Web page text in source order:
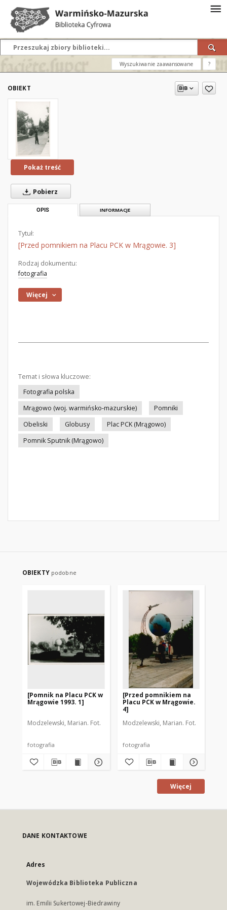
Wyszukiwanie zaawansowane ?
OBIEKT
Pokaż treść
Pobierz
OPIS INFORMACJE
Tytuł:
[Przed pomnikiem na Placu PCK w Mrągowie. 3]
Rodzaj dokumentu:
fotografia
Więcej
Temat i słowa kluczowe:
Fotografia polska
Mrągowo (woj. warmińsko-mazurskie)
Pomniki
Obeliski
Globusy
Plac PCK (Mrągowo)
Pomnik Sputnik (Mrągowo)
OBIEKTY podobne
[Pomnik na Placu PCK w
Mrągowie 1993. 1]
Modzelewski, Marian. Fot.
fotografia
[Przed pomnikiem na
Placu PCK w Mrągowie.
4]
Modzelewski, Marian. Fot.
fotografia
Więcej
DANE KONTAKTOWE
Adres
Wojewódzka Biblioteka Publiczna
im. Emilii Sukertowej-Biedrawiny